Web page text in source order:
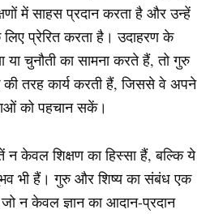
में साहस प्रदान करता है और उन्हें
प्रेरित करता है। उदाहरण के
या चुनौती का सामना करते हैं, तो गुरु
की तरह कार्य करती हैं, जिससे वे अपने
को पहचान सकें।
न केवल शिक्षण का हिस्सा हैं, बल्कि ये
भी हैं। गुरु और शिष्य का संबंध एक
जो न केवल ज्ञान का आदान-प्रदान